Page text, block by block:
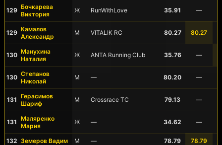
129 Бочкарева
Виктория
Ж RunWithLove 35.91 —
129 Камалов
Александр
М VITALIK RC 80.27 80.27
130 Манухина
Наталия
Ж ANTA Running Club 35.76 —
130 Степанов
Николай
М — 80.20 —
131 Герасимов
Шариф
М Crossrace TC 79.13 —
131 Маляренко
Мария
Ж — 34.62 —
132 Земеров Вадим М — 78.79
78.79